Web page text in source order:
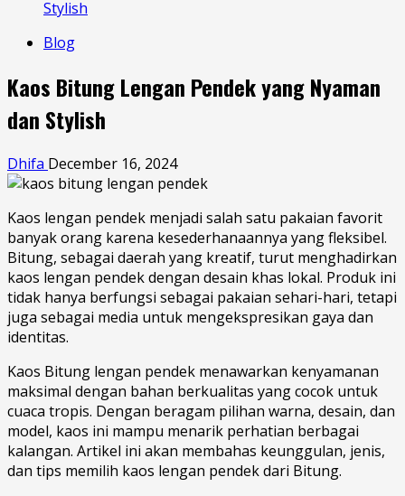
Stylish
Blog
Kaos Bitung Lengan Pendek yang Nyaman
dan Stylish
Dhifa December 16, 2024
Kaos lengan pendek menjadi salah satu pakaian favorit
banyak orang karena kesederhanaannya yang fleksibel.
Bitung, sebagai daerah yang kreatif, turut menghadirkan
kaos lengan pendek dengan desain khas lokal. Produk ini
tidak hanya berfungsi sebagai pakaian sehari-hari, tetapi
juga sebagai media untuk mengekspresikan gaya dan
identitas.
Kaos Bitung lengan pendek menawarkan kenyamanan
maksimal dengan bahan berkualitas yang cocok untuk
cuaca tropis. Dengan beragam pilihan warna, desain, dan
model, kaos ini mampu menarik perhatian berbagai
kalangan. Artikel ini akan membahas keunggulan, jenis,
dan tips memilih kaos lengan pendek dari Bitung.